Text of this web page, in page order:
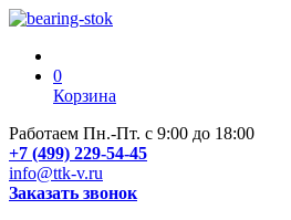
0
Корзина
Работаем Пн.-Пт. с 9:00 до 18:00
+7 (499) 229-54-45
info@ttk-v.ru
Заказать звонок